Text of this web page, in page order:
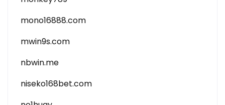
mono16888.com
mwin9s.com
nbwin.me
niseko168bet.com